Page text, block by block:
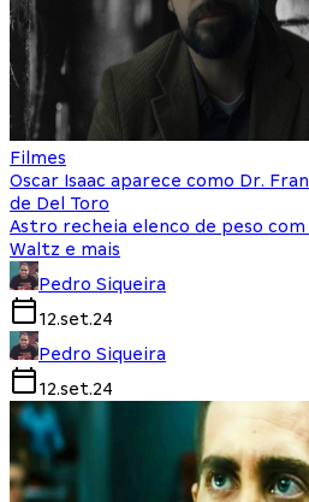
Filmes
Oscar Isaac aparece como Dr.
de Del Toro
Astro recheia elenco de peso
Waltz e mais
Pedro Siqueira
12.set.24
Pedro Siqueira
12.set.24